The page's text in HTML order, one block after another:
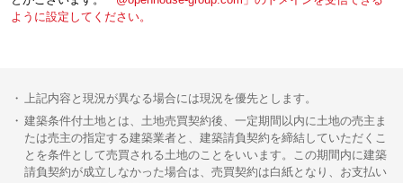
ように設定してください。
上記内容と現況が異なる場合には現況を優先とします。
建築条件付土地とは、土地売買契約後、一定期間以内に土地の売主ま
たは売主の指定する建築業者と、建築請負契約を締結していただくこ
とを条件として売買される土地のことをいいます。この期間内に建築
請負契約が成立しなかった場合は、売買契約は白紙となり、お支払い